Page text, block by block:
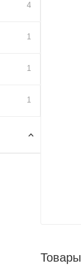
Товары
4
1
1
1